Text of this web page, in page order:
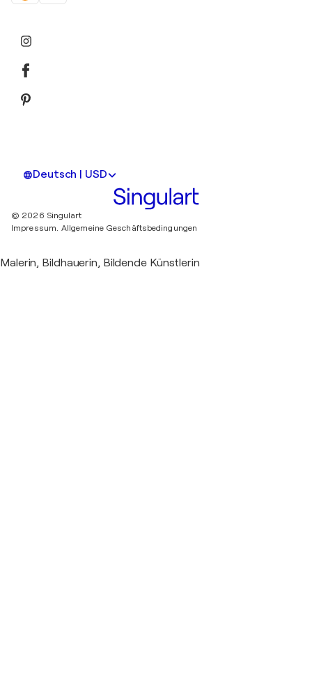
Deutsch | USD
© 2026 Singulart
Impressum. Allgemeine Geschäftsbedingungen
Malerin, Bildhauerin, Bildende Künstlerin